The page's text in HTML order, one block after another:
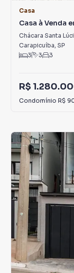
Casa
Casa à Venda
Chácara Santa
Carapicuíba, SP
3
3 3
R$
Condomínio R$